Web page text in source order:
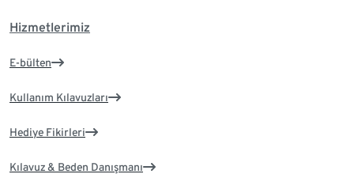
Hizmetlerimiz
E-bülten
Kullanım Kılavuzları
Hediye Fikirleri
Kılavuz & Beden Danışmanı